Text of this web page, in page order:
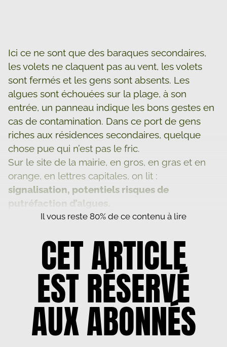
Ici ce ne sont que des baraques secondaires,
les volets ne claquent pas au vent, les volets
sont fermés et les gens sont absents. Les
algues sont échouées sur la plage, à son
entrée, un panneau indique les bons gestes en
cas de contamination. Dans ce port de gens
riches aux résidences secondaires, quelque
chose pue qui n’est pas le fric.
Sur le site de la mairie, en gros, en gras et en
orange, en lettres capitales, on lit :
signalisation, potentiels risques de
putréfaction d’algues.
Il vous reste 80% de ce contenu à lire
CET ARTICLE
EST RÉSERVÉ
AUX ABONNÉS